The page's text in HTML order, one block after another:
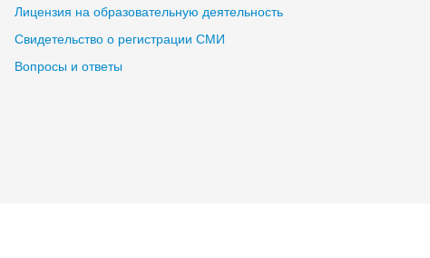
Лицензия на образовательную деятельность
Свидетельство о регистрации СМИ
Вопросы и ответы